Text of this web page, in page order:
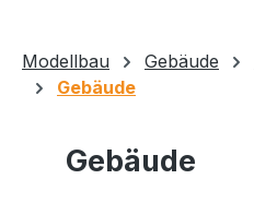
Modellbau Gebäude
Gebäude
Gebäude